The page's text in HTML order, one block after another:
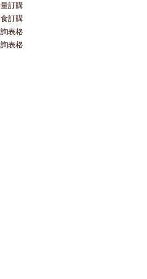
訂購
訂購
表格
表格